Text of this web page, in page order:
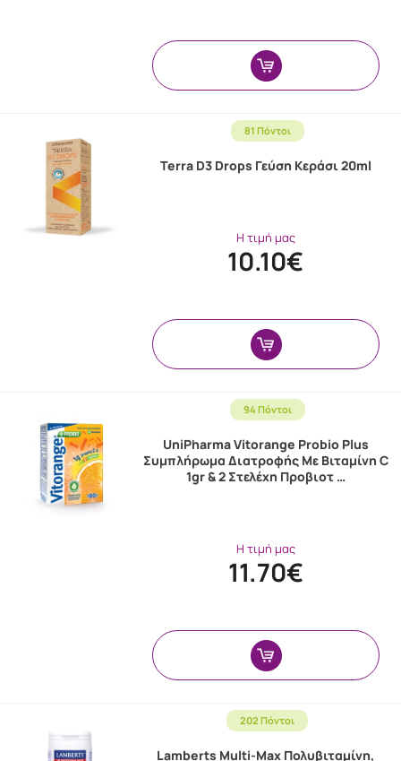
81 Πόντοι
Terra D3 Drops Γεύση Κεράσι 20ml
Η τιμή μας
10.10€
94 Πόντοι
UniPharma Vitorange Probio Plus
Συμπλήρωμα Διατροφής Με Βιταμίνη C
1gr & 2 Στελέχη Προβιοτ …
Η τιμή μας
11.70€
202 Πόντοι
Lamberts Multi-Max Πολυβιταμίνη,